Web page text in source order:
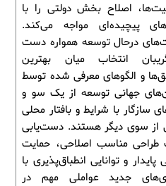
اصلاح بخش دولتی را با
پیچیده‌ای مواجه می‌کند.
درحال توسعه همواره دست
انتخاب میان بهترین
و الگوهای معرفی شده توسط
جهانی توسعه از یک سو و
سازگار با شرایط و بافتار محلی
از سوی دیگر هستند. دست‌یابی
طراحی مناسب اصلاحی، حمایت
و توانایی انطباق‌پذیری با
جدید عواملی مهم در